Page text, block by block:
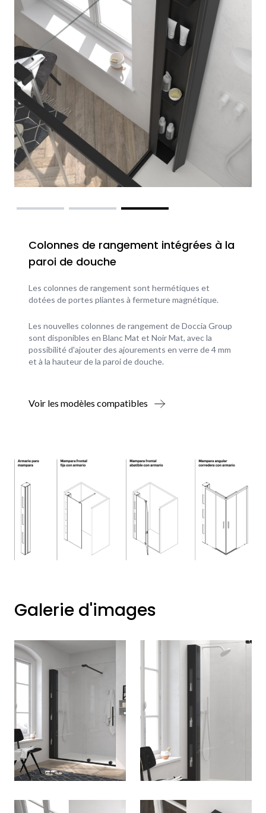
Colonnes de rangement intégrées à la
paroi de douche
Les colonnes de rangement sont hermétiques et
dotées de portes pliantes à fermeture magnétique.
Les nouvelles colonnes de rangement de Doccia Group
sont disponibles en Blanc Mat et Noir Mat, avec la
possibilité d'ajouter des ajourements en verre de 4 mm
et à la hauteur de la paroi de douche.
Voir les modèles compatibles
Galerie d'images